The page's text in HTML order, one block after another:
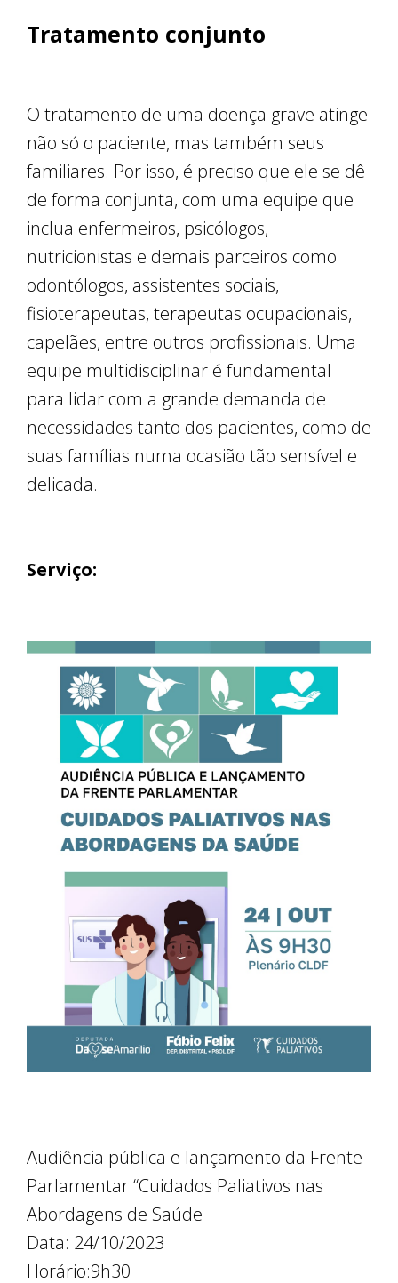
Tratamento conjunto
O tratamento de uma doença grave atinge
não só o paciente, mas também seus
familiares. Por isso, é preciso que ele se dê
de forma conjunta, com uma equipe que
inclua enfermeiros, psicólogos,
nutricionistas e demais parceiros como
odontólogos, assistentes sociais,
fisioterapeutas, terapeutas ocupacionais,
capelães, entre outros profissionais. Uma
equipe multidisciplinar é fundamental
para lidar com a grande demanda de
necessidades tanto dos pacientes, como de
suas famílias numa ocasião tão sensível e
delicada.
Serviço:
Audiência pública e lançamento da Frente
Parlamentar “Cuidados Paliativos nas
Abordagens de Saúde
Data: 24/10/2023
Horário:9h30